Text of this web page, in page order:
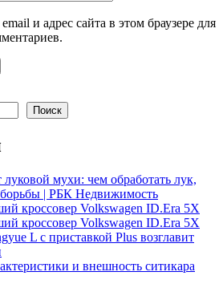
и адрес сайта в этом браузере для
Поиск
луковой мухи: чем обработать лук,
борьбы | РБК Недвижимость
кроссовер Volkswagen ID.Era 5X
кроссовер Volkswagen ID.Era 5X
L с приставкой Plus возглавит
и внешность ситикара